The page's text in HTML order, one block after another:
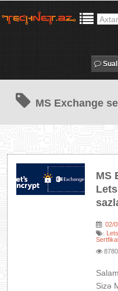
MS Exchange
MS
:02/
:
8780
Sizə